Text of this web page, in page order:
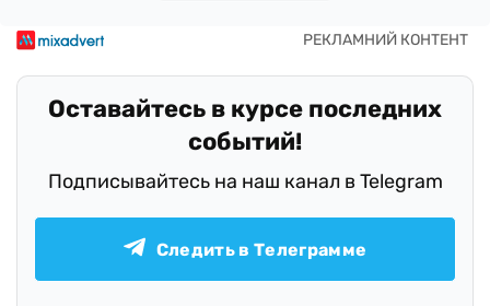
Оставайтесь в курсе последних
событий!
Подписывайтесь на наш канал в Telegram
Следить в Телеграмме